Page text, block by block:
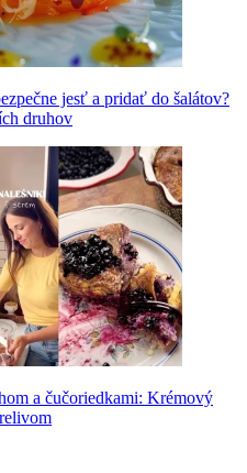
jesť a pridať do šalátov?
druhov
a čučoriedkami: Krémový